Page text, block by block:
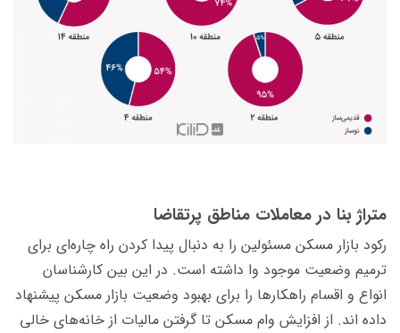
متراژ بنا در معاملات مناطق پرتقاضا
رکود بازار مسکن مسئولین را به دنبال پیدا کردن راه چاره‌ای برای
ترمیم وضعیت موجود وا داشته است. در این بین کارشناسان
انواع و اقسام راهکارها را برای بهبود وضعیت بازار مسکن پیشنهاد
داده اند. از افزایش وام مسکن تا گرفتن مالیات از خانه‌های خالی